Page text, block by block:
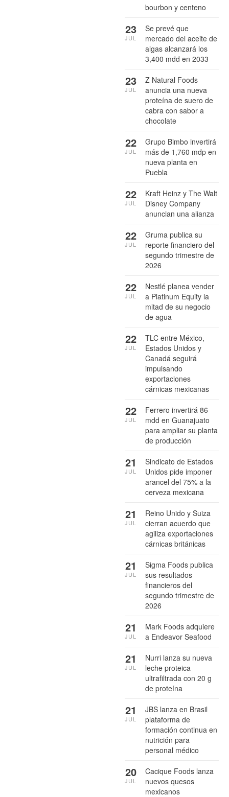
bourbon y centeno
Se prevé que
mercado del aceite de
algas alcanzará los
3,400 mdd en 2033
23
JUL
Z Natural Foods
anuncia una nueva
proteína de suero de
cabra con sabor a
chocolate
23
JUL
Grupo Bimbo invertirá
más de 1,760 mdp en
nueva planta en
Puebla
22
JUL
Kraft Heinz y The Walt
Disney Company
anuncian una alianza
22
JUL
Gruma publica su
reporte financiero del
segundo trimestre de
2026
22
JUL
Nestlé planea vender
a Platinum Equity la
mitad de su negocio
de agua
22
JUL
TLC entre México,
Estados Unidos y
Canadá seguirá
impulsando
exportaciones
cárnicas mexicanas
22
JUL
Ferrero invertirá 86
mdd en Guanajuato
para ampliar su planta
de producción
22
JUL
Sindicato de Estados
Unidos pide imponer
arancel del 75% a la
cerveza mexicana
21
JUL
Reino Unido y Suiza
cierran acuerdo que
agiliza exportaciones
cárnicas británicas
21
JUL
Sigma Foods publica
sus resultados
financieros del
segundo trimestre de
2026
21
JUL
Mark Foods adquiere
a Endeavor Seafood
21
JUL
Nurri lanza su nueva
leche proteica
ultrafiltrada con 20 g
de proteína
21
JUL
JBS lanza en Brasil
plataforma de
formación continua en
nutrición para
personal médico
21
JUL
Cacique Foods lanza
nuevos quesos
mexicanos
20
JUL